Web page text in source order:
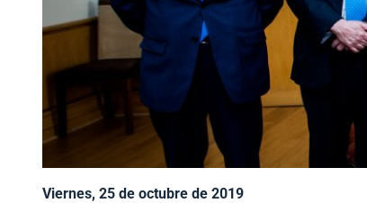
Viernes, 25 de octubre de 2019